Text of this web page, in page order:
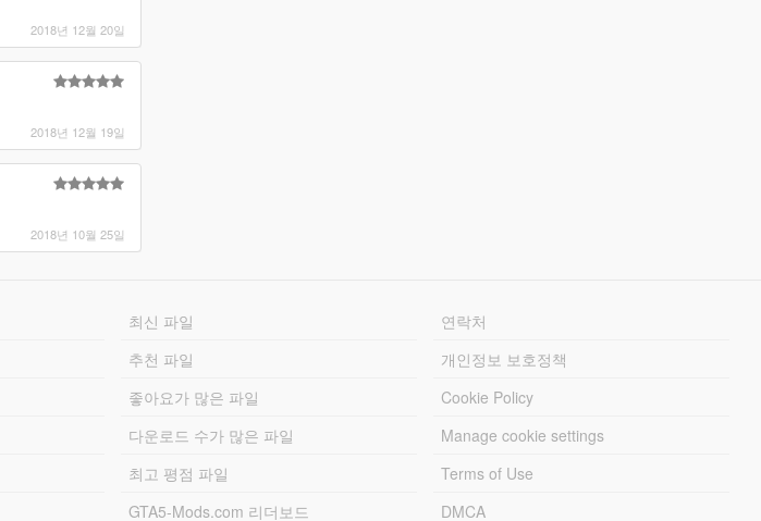
2018년 12월 20일
2018년 12월 19일
2018년 10월 25일
최신 파일
추천 파일
좋아요가 많은 파일
다운로드 수가 많은 파일
최고 평점 파일
GTA5-Mods.com 리더보드
연락처
개인정보 보호정책
Cookie Policy
Manage cookie settings
Terms of Use
DMCA